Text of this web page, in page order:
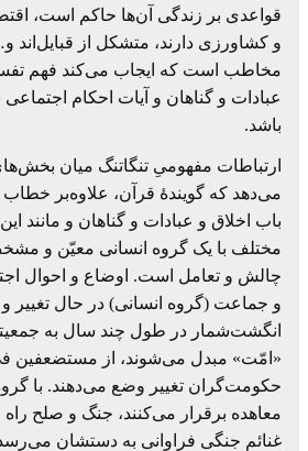
قواعدی بر زندگی آن‌ها حاکم ‏است،
و کشا‌ورزی دارند، متشکل از قبایل‌اند
‏مخاطب است که ایجاب می‌کند فهم
عبادات و گناهان و آیات ‏احکام
باشد.‏
‏‏ارتباطات مفهومیِ تنگاتنگ میان
می‌دهد که گویندۀ قرآن، ‏علاوه‌بر خطاب
باب اخلاق و عبادات و گناهان و مانند
مختلف با یک گروه انسانی معیّن و
چالش و تعامل است. اوضاع و احوال
و جماعت (گروه ‏انسانی) در حال تغییر
انگشت‌شمار در طول چند سال به جمعیتی
«امّت» مبدل می‌شوند، از مستضعفین
حکومت‌گران ‏تغییر وضع می‌دهند. با
معاهده برقرار می‌کنند، جنگ و صلح راه
غنائم جنگی فراوانی به دستشان